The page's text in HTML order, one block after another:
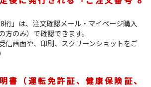
8桁」は、注文確認メール・マイページ購入
方のみ）で確認できます。
信画面や、印刷、スクリーンショットをご
書（運転免許証、健康保険証、